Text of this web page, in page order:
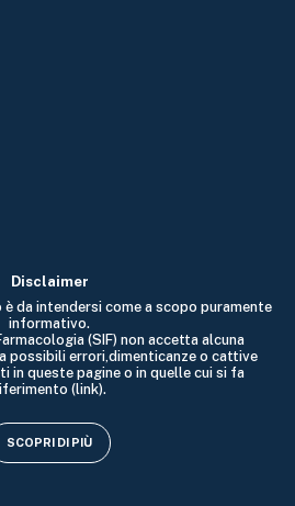
Disclaimer
da intendersi come a scopo puramente
informativo.
(SIF) non accetta alcuna
possibili errori,dimenticanze o cattive
in queste pagine o in quelle cui si fa
(link).
SCOPRI DI PIÙ